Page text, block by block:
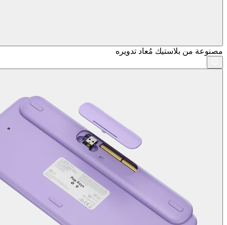
مصنوعة من بلاستيك مُعاد تدويره